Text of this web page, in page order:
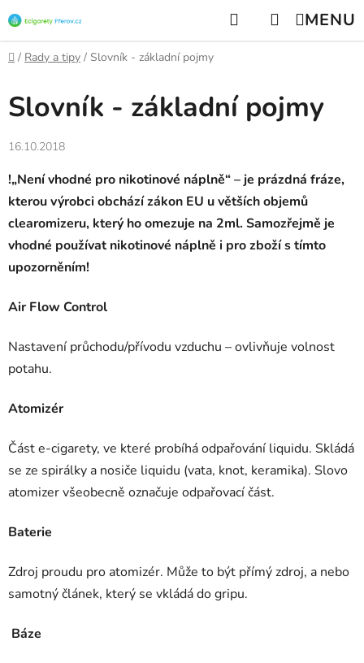
na
obsah
Hledat NÁKUPNÍ
KOŠÍK
Domů
/ Rady a tipy / Slovník - základní pojmy
Slovník - základní pojmy
16.10.2018
!„Není vhodné pro nikotinové náplně“ – je prázdná fráze,
kterou výrobci obchází zákon EU u větších objemů
clearomizeru, který ho omezuje na 2ml. Samozřejmě je
vhodné používat nikotinové náplně i pro zboží s tímto
upozorněním!
Air Flow Control
Nastavení průchodu/přívodu vzduchu – ovlivňuje volnost
potahu.
Atomizér
Část e-cigarety, ve které probíhá odpařování liquidu. Skládá
se ze spirálky a nosiče liquidu (vata, knot, keramika). Slovo
atomizer všeobecně označuje odpařovací část.
Baterie
Zdroj proudu pro atomizér. Může to být přímý zdroj, a nebo
samotný článek, který se vkládá do gripu.
Báze